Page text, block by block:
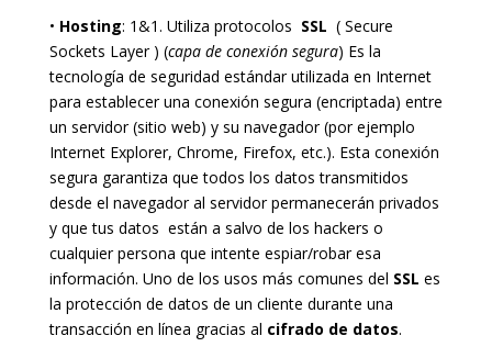
• Hosting: 1&1. Utiliza protocolos SSL ( Secure
Sockets Layer ) (capa de conexión segura) Es la
tecnología de seguridad estándar utilizada en Internet
para establecer una conexión segura (encriptada) entre
un servidor (sitio web) y su navegador (por ejemplo
Internet Explorer, Chrome, Firefox, etc.). Esta conexión
segura garantiza que todos los datos transmitidos
desde el navegador al servidor permanecerán privados
y que tus datos están a salvo de los hackers o
cualquier persona que intente espiar/robar esa
información. Uno de los usos más comunes del SSL es
la protección de datos de un cliente durante una
transacción en línea gracias al cifrado de datos.